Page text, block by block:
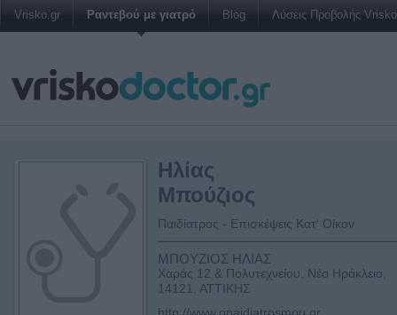
Vrisko.gr Ραντεβού με γιατρό Blog Λύσεις Προβολής
Ηλίας
Μπούζιος
Παιδίατρος - Επισκέψεις Κατ' Οίκον
ΜΠΟΥΖΙΟΣ ΗΛΙΑΣ
Χαράς 12 & Πολυτεχνείου, Νέο Ηράκλειο,
14121, ΑΤΤΙΚΗΣ